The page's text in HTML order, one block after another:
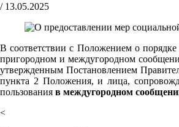
/ 13.05.2025
В соответствии с Положением о порядке
пригородном и междугородном
утвержденным Постановлением
пункта 2 Положения, и лица,
пользования в междугородном
<